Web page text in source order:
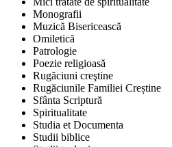
Monografii
Muzică Bisericească
Omiletică
Patrologie
Poezie religioasă
Rugăciuni creştine
Rugăciunile Familiei Creștine
Sfânta Scriptură
Spiritualitate
Studia et Documenta
Studii biblice